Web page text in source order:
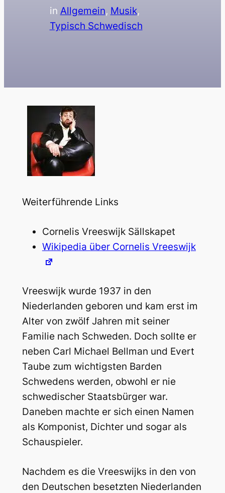
in Allgemein, Musik
Typisch Schwedisch
Weiterführende Links
Cornelis Vreeswijk Sällskapet
Wikipedia über Cornelis Vreeswijk
Vreeswijk wurde 1937 in den
Niederlanden geboren und kam erst im
Alter von zwölf Jahren mit seiner
Familie nach Schweden. Doch sollte er
neben Carl Michael Bellman und Evert
Taube zum wichtigsten Barden
Schwedens werden, obwohl er nie
schwedischer Staatsbürger war.
Daneben machte er sich einen Namen
als Komponist, Dichter und sogar als
Schauspieler.
Nachdem es die Vreeswijks in den von
den Deutschen besetzten Niederlanden